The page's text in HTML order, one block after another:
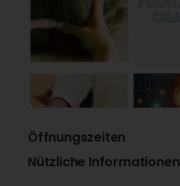
Öffnungszeiten
Nützliche Informationen